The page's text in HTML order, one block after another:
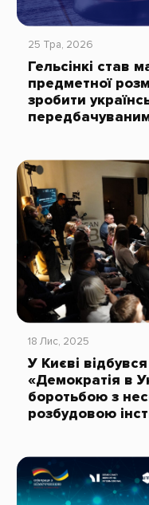
25 Тра, 2026
Гельсінкі став
предметної
зробити
18 Лис, 2025
У Києві
«Демократія в
боротьбою з
розбудовою